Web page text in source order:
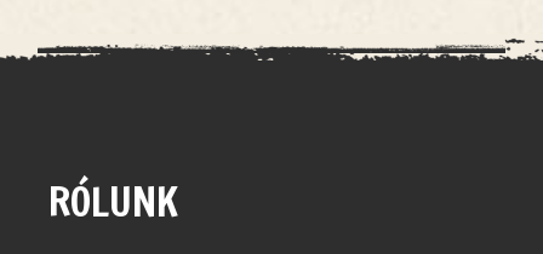
RÓLUNK